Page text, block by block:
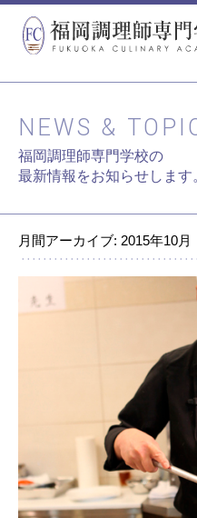
NEWS &
福岡調理師専門学校の
最新情報をお知らせします
月間アーカイブ: 2015年10月